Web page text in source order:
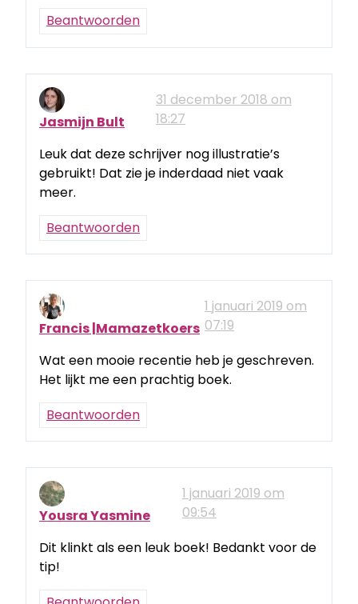
Beantwoorden
Jasmijn Bult
31 december 2018 om
18:27
Leuk dat deze schrijver nog illustratie’s
gebruikt! Dat zie je inderdaad niet vaak
meer.
Beantwoorden
Francis |Mamazetkoers
1 januari 2019 om
07:19
Wat een mooie recentie heb je geschreven.
Het lijkt me een prachtig boek.
Beantwoorden
Yousra Yasmine
1 januari 2019 om
09:54
Dit klinkt als een leuk boek! Bedankt voor de
tip!